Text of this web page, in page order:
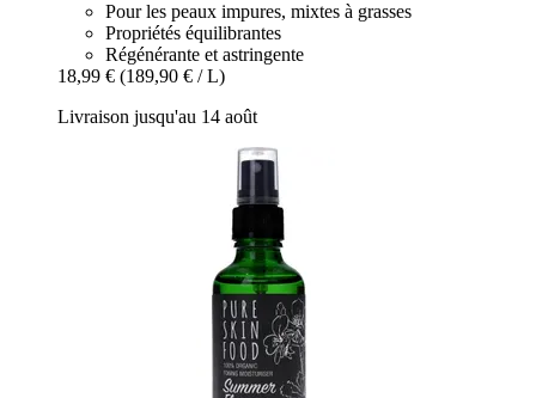
Pour les peaux impures, mixtes à grasses
Propriétés équilibrantes
Régénérante et astringente
18,99 € (189,90 € / L)
Livraison jusqu'au 14 août